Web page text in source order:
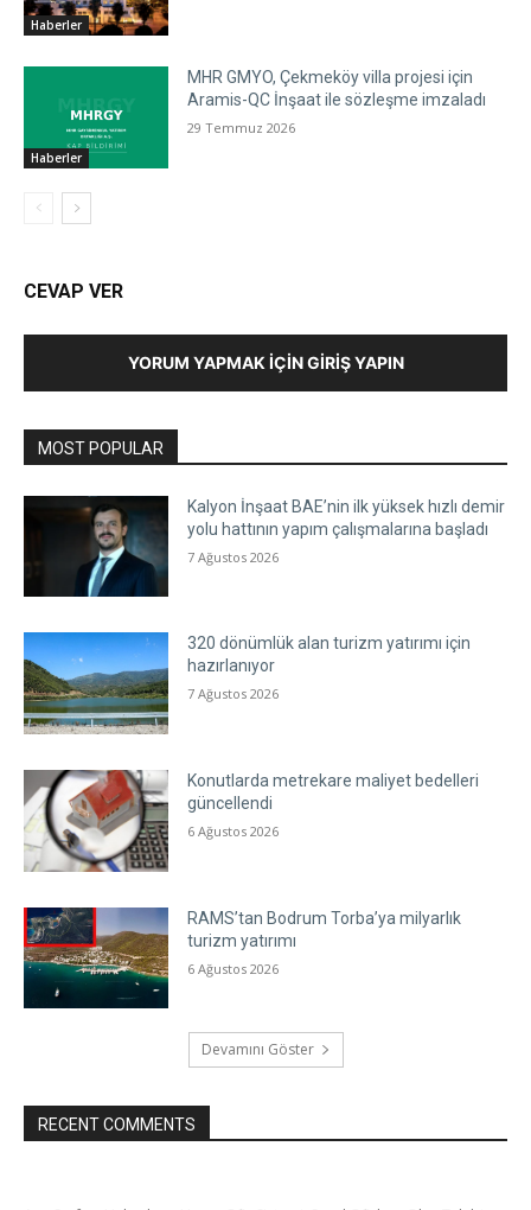
Haberler
Haberler
MHR GMYO, Çekmeköy villa projesi için
Aramis-QC İnşaat ile sözleşme imzaladı
29 Temmuz 2026
CEVAP VER
YORUM YAPMAK İÇIN GIRIŞ YAPIN
MOST POPULAR
Kalyon İnşaat BAE’nin ilk yüksek hızlı demir
yolu hattının yapım çalışmalarına başladı
7 Ağustos 2026
320 dönümlük alan turizm yatırımı için
hazırlanıyor
7 Ağustos 2026
Konutlarda metrekare maliyet bedelleri
güncellendi
6 Ağustos 2026
RAMS’tan Bodrum Torba’ya milyarlık
turizm yatırımı
6 Ağustos 2026
Devamını Göster
RECENT COMMENTS